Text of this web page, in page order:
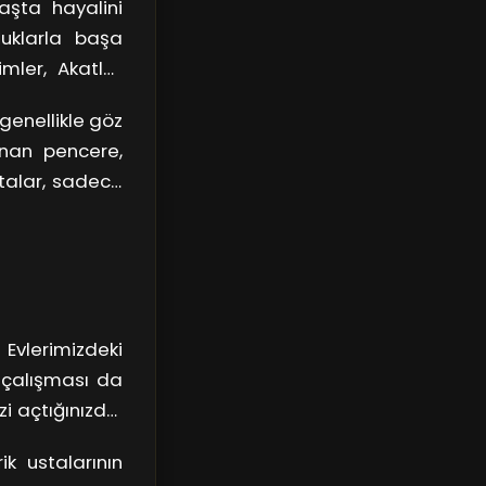
hayalini
başa
Akatlar
ve modern
göz
pencere,
sadece
devam
da
ustalarının